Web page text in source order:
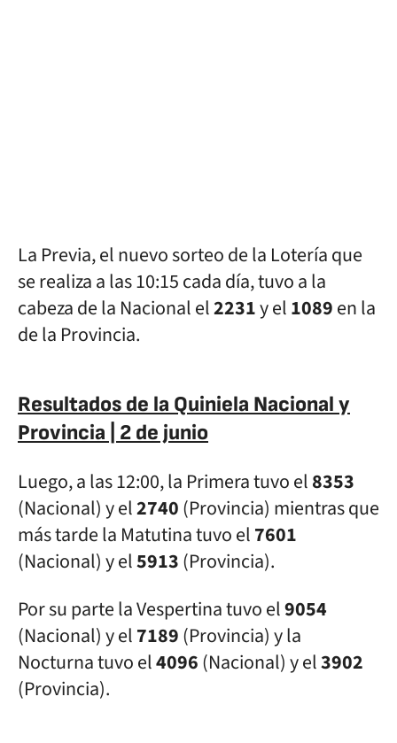
La Previa, el nuevo sorteo de la Lotería que
se realiza a las 10:15 cada día, tuvo a la
cabeza de la Nacional el2231y el1089en la
de la Provincia.
Resultados de la Quiniela Nacional y
Provincia | 2 de junio
Luego, a las 12:00, la Primera tuvo el8353
(Nacional) y el2740(Provincia) mientras que
más tarde la Matutina tuvo el7601
(Nacional) y el5913(Provincia).
Por su parte la Vespertina tuvo el9054
(Nacional) y el7189(Provincia) y la
Nocturna tuvo el4096(Nacional) y el3902
(Provincia).